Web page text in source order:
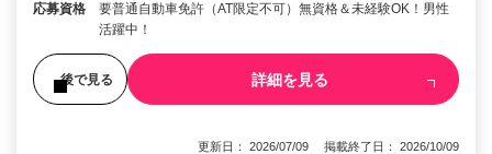
応募資格
要普通自動車免許（AT限定不可）無資格＆未経験OK！男性
活躍中！
後で見る 詳細を見る
更新日： 2026/07/09 掲載終了日： 2026/10/09